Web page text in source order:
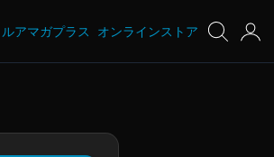
ルアマガプラス オンラインストア